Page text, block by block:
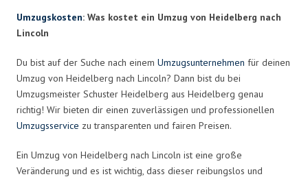
Umzugskosten: Was kostet ein Umzug von Heidelberg nach
Lincoln
Du bist auf der Suche nach einem Umzugsunternehmen für deinen
Umzug von Heidelberg nach Lincoln? Dann bist du bei
Umzugsmeister Schuster Heidelberg aus Heidelberg genau
richtig! Wir bieten dir einen zuverlässigen und professionellen
Umzugsservice zu transparenten und fairen Preisen.
Ein Umzug von Heidelberg nach Lincoln ist eine große
Veränderung und es ist wichtig, dass dieser reibungslos und